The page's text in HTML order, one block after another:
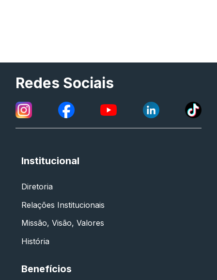
Redes Sociais
Institucional
Diretoria
Relações Institucionais
Missão, Visão, Valores
História
Benefícios